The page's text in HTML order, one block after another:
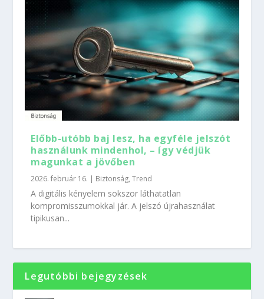
Előbb-utóbb baj lesz, ha egyféle jelszót
használunk mindenhol, – így védjük
magunkat a jövőben
2026. február 16. | Biztonság,Trend
A digitális kényelem sokszor láthatatlan
kompromisszumokkal jár. A jelszó újrahasználat
tipikusan...
Legutóbbi bejegyzések